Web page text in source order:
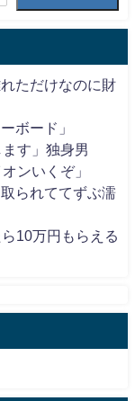
ただけなのに財
ボード」
す」独身男
ンいくぞ」
られててずぶ濡
10万円もらえる